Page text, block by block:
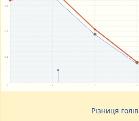
Різниця голів